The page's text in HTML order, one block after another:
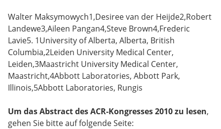
Walter Maksymowych1,Desiree van der Heijde2,Robert
Landewe3,Aileen Pangan4,Steve Brown4,Frederic
Lavie5. 1University of Alberta, Alberta, British
Columbia,2Leiden University Medical Center,
Leiden,3Maastricht University Medical Center,
Maastricht,4Abbott Laboratories, Abbott Park,
Illinois,5Abbott Laboratories, Rungis
Um das Abstract des ACR-Kongresses 2010 zu lesen,
gehen Sie bitte auf folgende Seite: